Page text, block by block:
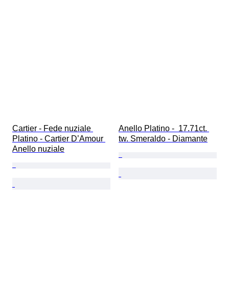
Cartier - Fede nuziale
Platino - Cartier D’Amour
Anello nuziale
Anello Platino -  17.71ct.
tw. Smeraldo - Diamante